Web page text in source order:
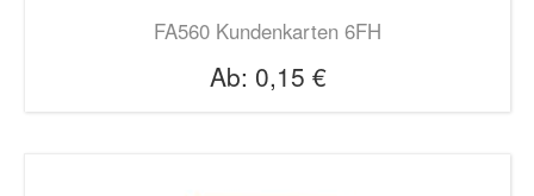
FA560 Kundenkarten 6FH
Ab: 0,15 €